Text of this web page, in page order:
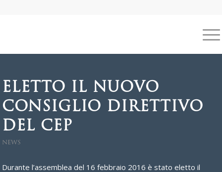
ELETTO IL NUOVO
CONSIGLIO DIRETTIVO
DEL CEP
NEWS
Durante l’assemblea del 16 febbraio 2016 è stato eletto il